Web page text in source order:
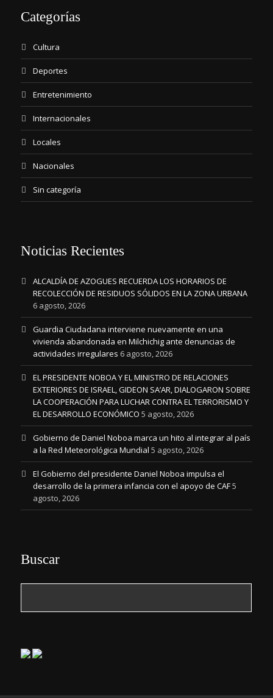
Categorías
Cultura
Deportes
Entretenimiento
Internacionales
Locales
Nacionales
Sin categoría
Noticias Recientes
ALCALDÍA DE AZOGUES RECUERDA LOS HORARIOS DE
RECOLECCIÓN DE RESIDUOS SÓLIDOS EN LA ZONA URBANA
6 agosto, 2026
Guardia Ciudadana interviene nuevamente en una
vivienda abandonada en Milchichig ante denuncias de
actividades irregulares 6 agosto, 2026
EL PRESIDENTE NOBOA Y EL MINISTRO DE RELACIONES
EXTERIORES DE ISRAEL, GIDEON SA’AR, DIALOGARON SOBRE
LA COOPERACIÓN PARA LUCHAR CONTRA EL TERRORISMO Y
EL DESARROLLO ECONÓMICO 5 agosto, 2026
Gobierno de Daniel Noboa marca un hito al integrar al país
a la Red Meteorológica Mundial 5 agosto, 2026
El Gobierno del presidente Daniel Noboa impulsa el
desarrollo de la primera infancia con el apoyo de CAF5
agosto, 2026
Buscar